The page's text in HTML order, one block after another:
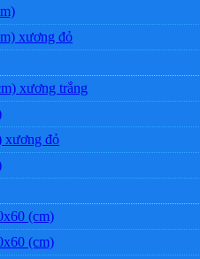
xương đỏ
xương trắng
xương đỏ
(cm)
(cm)